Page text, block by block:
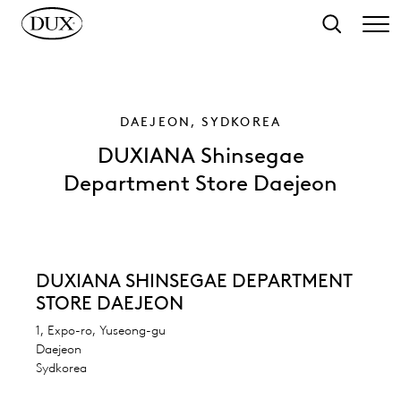
Søg
DAEJEON, SYDKOREA
DUXIANA Shinsegae
Department Store Daejeon
DUXIANA SHINSEGAE DEPARTMENT
STORE DAEJEON
1, Expo-ro, Yuseong-gu
Daejeon
Sydkorea